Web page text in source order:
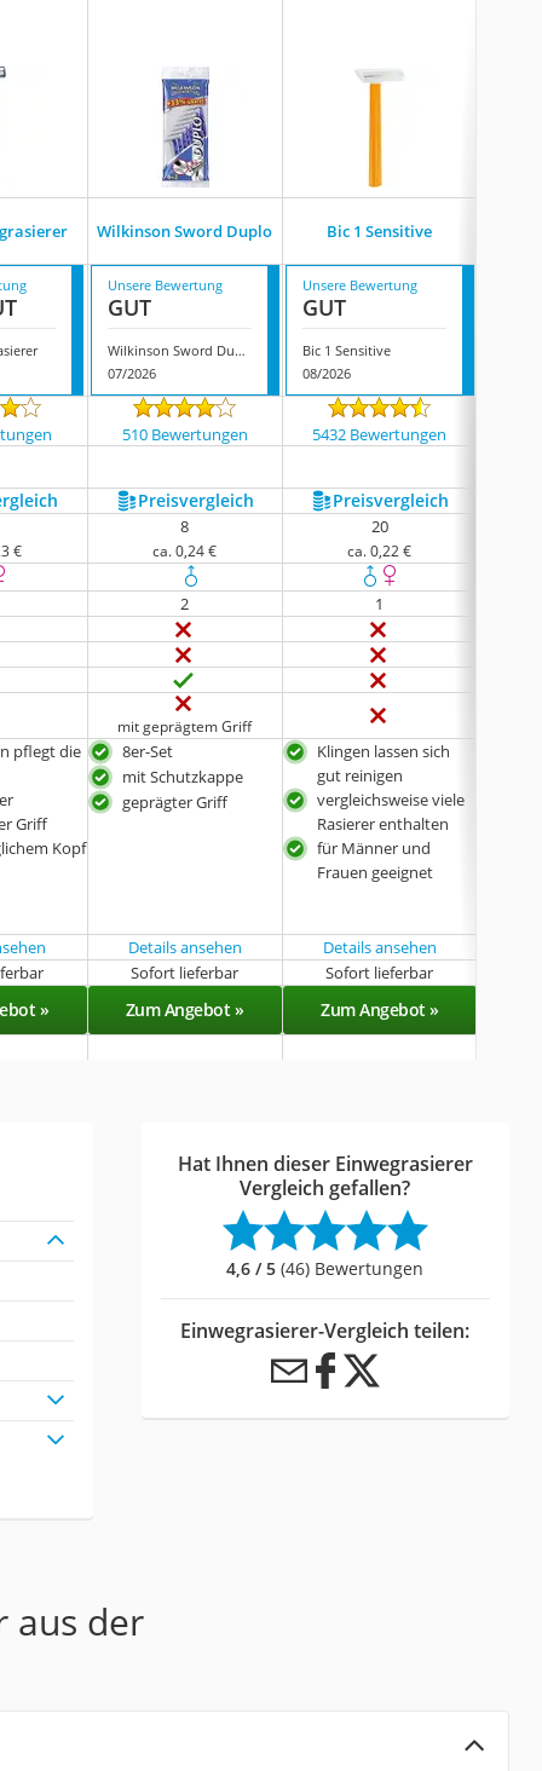
Wilkinson Sword Duplo Bic 1 Sensitive
Unsere Bewertung
GUT
Wilkinson Sword Duplo
07/2026
Unsere Bewertung
GUT
Bic 1 Sensitive
08/2026
510 Bewertungen 5432 Bewertungen
Preis­vergleich Preis­vergleich
€
8
ca. 0,24 €
20
ca. 0,22 €
2
1
mit geprägtem Griff
pflegt die
Griff
Kopf
8er-Set
mit Schutzkappe
geprägter Griff
Klingen lassen sich
gut reinigen
vergleichsweise viele
Rasierer enthalten
für Männer und
Frauen geeignet
Details ansehen Details ansehen
Sofort lieferbar Sofort lieferbar
» Zum Angebot » Zum Angebot »
Hat Ihnen dieser Einwegrasierer
Vergleich gefallen?
4,6 / 5 (46) Bewertungen
Einwegrasierer-Vergleich teilen:
aus der